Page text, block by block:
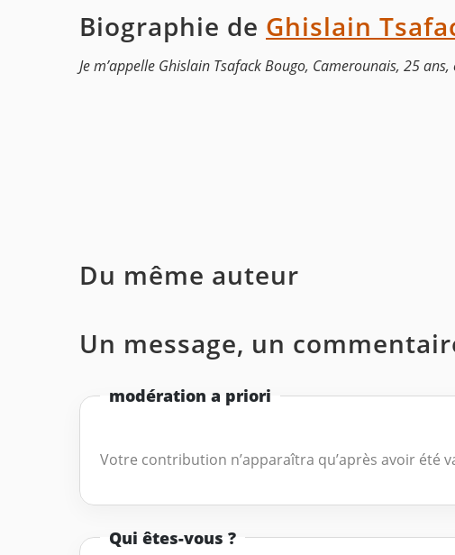
Biographie de Ghislain
Je m’appelle Ghislain Tsafack Bougo, Camerounais, 25
Du même auteur
Un message, un
modération a priori
Votre contribution n’apparaîtra qu’après avoir été
Qui êtes-vous ?